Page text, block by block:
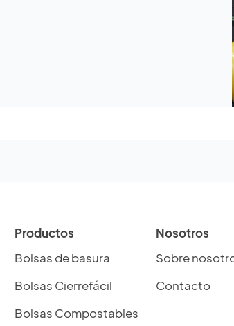
Productos
Bolsas de basura
Bolsas Cierrefácil
Bolsas Compostables
Nosotros
Sobre
Contacto